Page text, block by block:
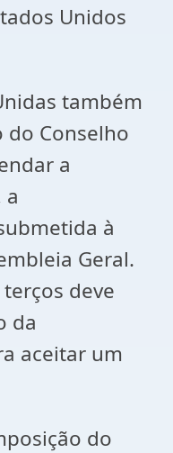
Unidos
também
do Conselho
a
a
à
Geral.
deve
da
aceitar um
do